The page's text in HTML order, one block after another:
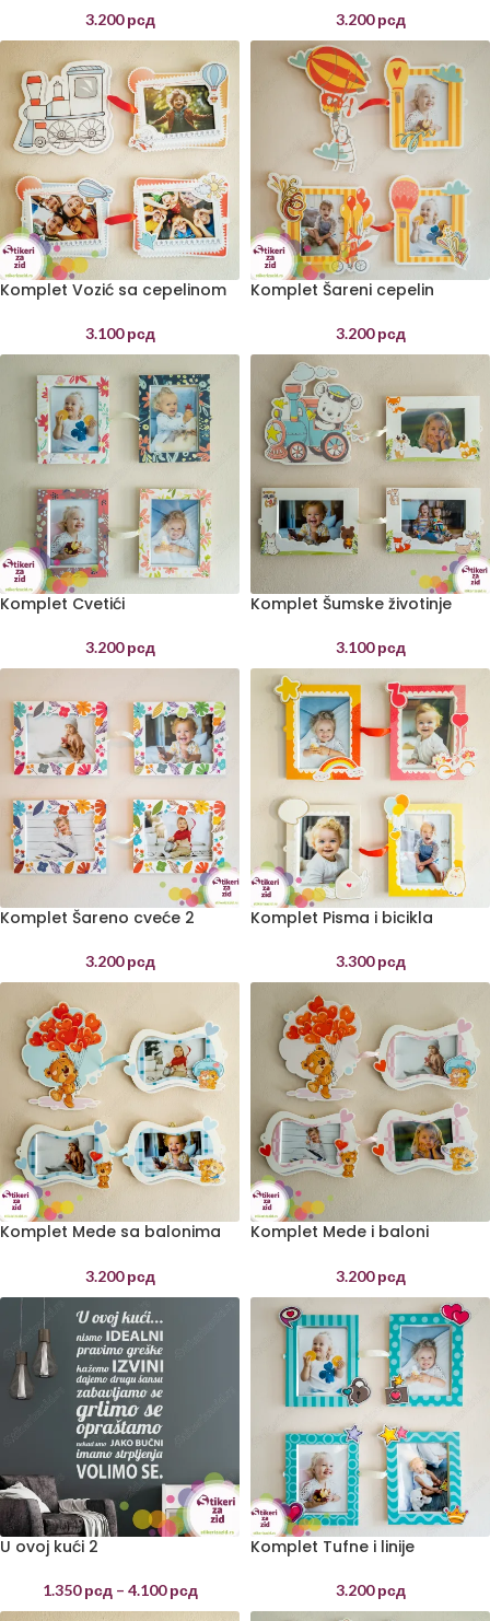
3.200рсд 3.200рсд
Komplet Vozić sa cepelinom
3.100рсд
Komplet Šareni cepelin
3.200рсд
Komplet Cvetići
3.200рсд
Komplet Šumske životinje
3.100рсд
Komplet Šareno cveće 2
3.200рсд
Komplet Pisma i bicikla
3.300рсд
Komplet Mede sa balonima
3.200рсд
Komplet Mede i baloni
3.200рсд
U ovoj kući 2
1.350рсд – 4.100рсд
Komplet Tufne i linije
3.200рсд